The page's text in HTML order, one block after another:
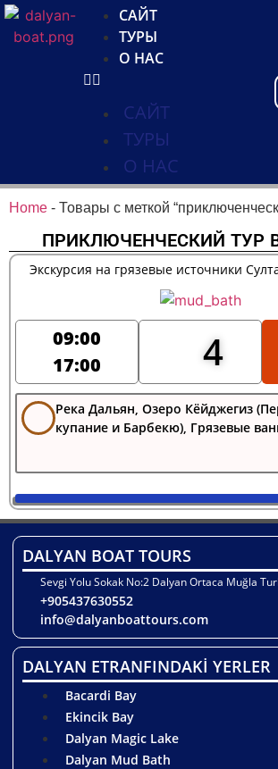
САЙТ
ТУРЫ
О НАС
САЙТ
ТУРЫ
О НАС
Home - Товары с меткой
ПРИКЛЮЧЕНЧЕСКИЙ ТУР
Экскурсия на грязевые источники
09:00
17:00
4
Река Дальян, Озеро Кёйджегиз
купание и Барбекю), Грязевые
DALYAN BOAT TOURS
Sevgi Yolu Sokak No:2 Dalyan Ortaca Muğla
+905437630552
info@dalyanboattours.com
DALYAN ETRANFINDAKİ YERLER
Bacardi Bay
Ekincik Bay
Dalyan Magic Lake
Dalyan Mud Bath